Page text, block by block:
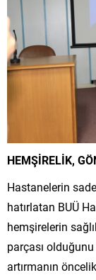
HEMŞİRELİK,
Hastanelerin
hatırlatan BUÜ
hemşirelerin
parçası
artırmanın